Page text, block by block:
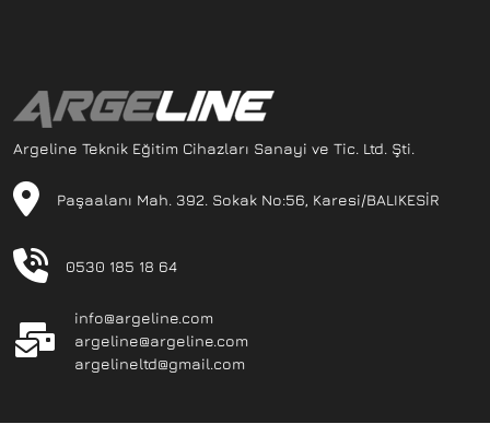
Argeline Teknik Eğitim Cihazları Sanayi ve Tic. Ltd. Şti.
Paşaalanı Mah. 392. Sokak No:56, Karesi/BALIKESİR
0530 185 18 64
info@argeline.com
argeline@argeline.com
argelineltd@gmail.com